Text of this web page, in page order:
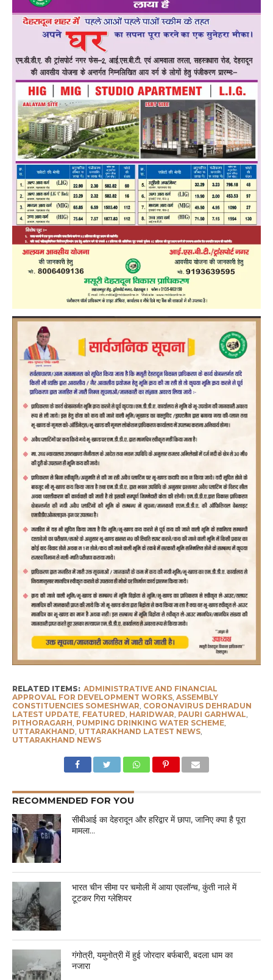
RELATED ITEMS: ADMINISTRATIVE AND FINANCIAL
APPROVAL FOR DEVELOPMENT WORKS, ASSEMBLY
CONSTITUENCIES SOMESHWAR, CORONAVIRUS DEHRADUN
LATEST UPDATE, FEATURED, HARIDWAR, PAURI GARHWAL,
PITHORAGARH, PUMPING DRINKING WATER SCHEME,
UTTARAKHAND, UTTARAKHAND LATEST NEWS,
UTTARAKHAND NEWS
RECOMMENDED FOR YOU
सीबीआई का देहरादून और हरिद्वार में छापा, जानिए क्या है पूरा
मामला…
भारत चीन सीमा पर चमोली में आया एवलॉन्च, कुंती नाले में
टूटकर गिरा ग्लेशियर
गंगोत्री, यमुनोत्री में हुई जोरदार बर्फबारी, बदला धाम का
नजारा